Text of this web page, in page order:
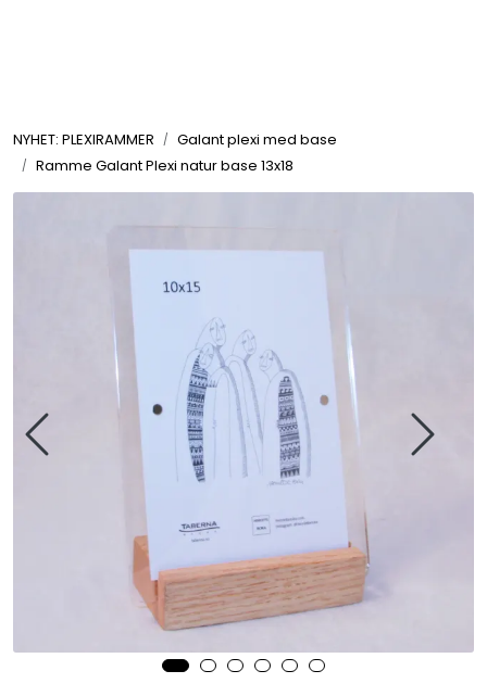
NYHET: PLEXIRAMMER
Galant plexi med base
Ramme Galant Plexi natur base 13x18
Passepartout
Malerier
Trykk av bilder/skilt og innramming
SOMMEROUTLET